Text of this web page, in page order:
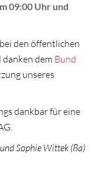
09:00 Uhr und
den öffentlichen
dem Bund
unseres
dankbar für eine
Sophie Wittek (8a)